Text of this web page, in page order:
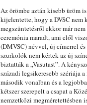
Az örömbe aztán kisebb üröm
kijelentette, hogy a DVSC
megszüntetésről ekkor már
ceremónia maradt, ami elől
(DMVSC) névvel, új címerrel
szurkolók nem kértek az új
biztatták a „Vasutast”. A
századi legsikeresebb szériája
második vonalban és a
kétszer szerepelt a csapat a
nemzetközi megméretettésben